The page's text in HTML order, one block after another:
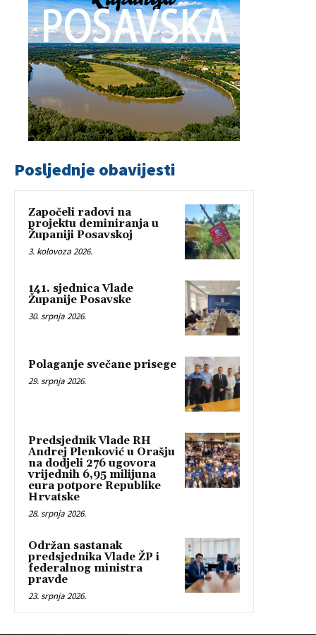
Posljednje obavijesti
Započeli radovi na
projektu deminiranja u
Županiji Posavskoj
3. kolovoza 2026.
141. sjednica Vlade
Županije Posavske
30. srpnja 2026.
Polaganje svečane prisege
29. srpnja 2026.
Predsjednik Vlade RH
Andrej Plenković u Orašju
na dodjeli 276 ugovora
vrijednih 6,95 milijuna
eura potpore Republike
Hrvatske
28. srpnja 2026.
Održan sastanak
predsjednika Vlade ŽP i
federalnog ministra
pravde
23. srpnja 2026.